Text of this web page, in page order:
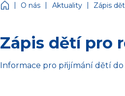
Církevní mateřská škola Jonáš
| O nás | Aktuality | Zápis
Zápis dětí pro
Informace pro přijímání dětí do